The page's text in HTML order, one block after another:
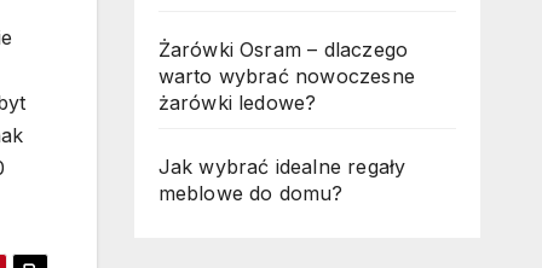
Żarówki Osram – dlaczego
warto wybrać nowoczesne
żarówki ledowe?
Jak wybrać idealne regały
meblowe do domu?